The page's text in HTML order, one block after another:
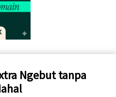
Ngebut tanpa